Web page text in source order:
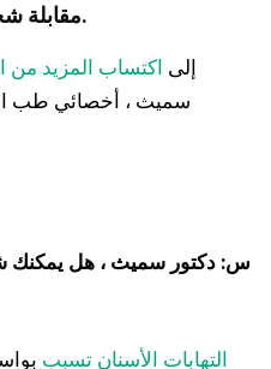
مقابلة شخصية مع الدكتور جون سميث.
إلى اكتساب المزيد من
س: دكتور سميث ، هل يمكنك
“التهابات الأسنان تسبب